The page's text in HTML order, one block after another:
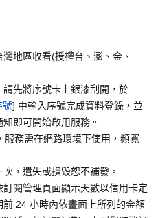
地區收看(授權台、澎、金、
先將序號卡上銀漆刮開，於
號] 中輸入序號完成資料登錄，並
即可開始啟用服務。
服務需在網路環境下使用，頻寬
，遺失或損毀恕不補發。
閱管理頁面顯示天數以信用卡定
24 小時內依畫面上所列的金額